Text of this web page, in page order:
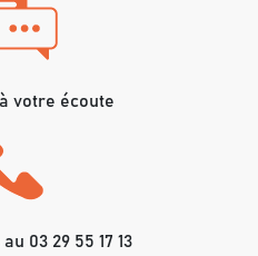
votre écoute
03 29 55 17 13